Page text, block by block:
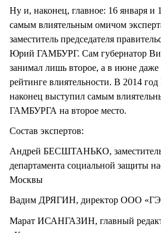
Ну и, наконец, главное: 16 января и
самым влиятельным омичом
заместитель председателя
Юрий ГАМБУРГ. Сам губернатор
занимал лишь второе, а в июне даже
рейтинге влиятельности. В 2014
наконец выступил самым
ГАМБУРГА на второе место.
Состав экспертов:
Андрей БЕСШТАНЬКО, заместитель
департамента социальной защиты
Москвы
Вадим ДРЯГИН, директор ООО
Марат ИСАНГАЗИН, главный